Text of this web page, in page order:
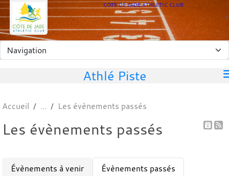
COTE DE JADE ATHLETIC CLUB
Athlé Piste
Accueil Les évènements passés
Les évènements passés
Évènements à venir Évènements passés
Panneau de gestion des cookies